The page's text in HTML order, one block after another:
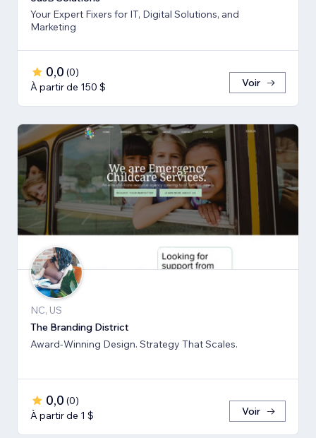
Your Expert Fixers for IT, Digital Solutions, and
Marketing
0,0 (0)
À partir de 150 $
Voir
NC, US
The Branding District
Award-Winning Design. Strategy That Scales.
0,0 (0)
À partir de 1 $
Voir